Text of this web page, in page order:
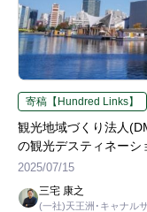
寄稿【Hundred Links】
観光地域づくり法人
の観光デスティネーシ
2025/07/15
三宅 康之
(一社)天王洲･キャナル